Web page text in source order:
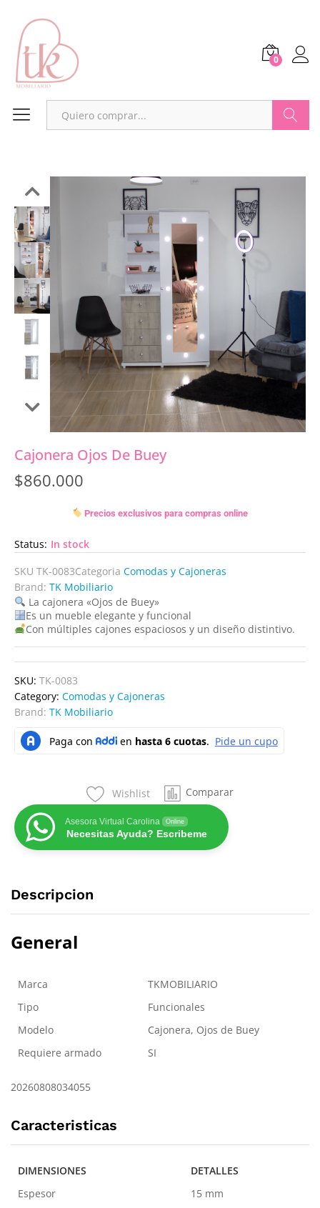
0
Cajonera Ojos De Buey
$860.000
Precios exclusivos para compras online
Status: In stock
SKU TK-0083Categoria Comodas y Cajoneras
Brand: TK Mobiliario
La cajonera «Ojos de Buey»
Es un mueble elegante y funcional
Con múltiples cajones espaciosos y un diseño distintivo.
SKU: TK-0083
Category: Comodas y Cajoneras
Brand: TK Mobiliario
Wishlist Comparar
Asesora Virtual Carolina Online
Necesitas Ayuda? Escribeme
Descripcion
General
Marca
TKMOBILIARIO
Tipo
Funcionales
Modelo
Cajonera, Ojos de Buey
Requiere armado
SI
20260808034055
Caracteristicas
DIMENSIONES
DETALLES
Espesor
15 mm